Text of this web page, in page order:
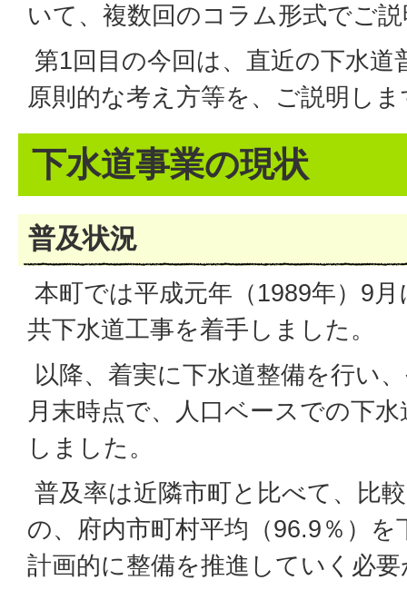
いて、複数回のコラム形式でご
第1回目の今回は、直近の下水道
原則的な考え方等を、ご説明し
下水道事業の現状
普及状況
本町では平成元年（1989年）9
共下水道工事を着手しました。
以降、着実に下水道整備を行い
月末時点で、人口ベースでの下水
しました。
普及率は近隣市町と比べて、比
の、府内市町村平均（96.9％）
計画的に整備を推進していく必